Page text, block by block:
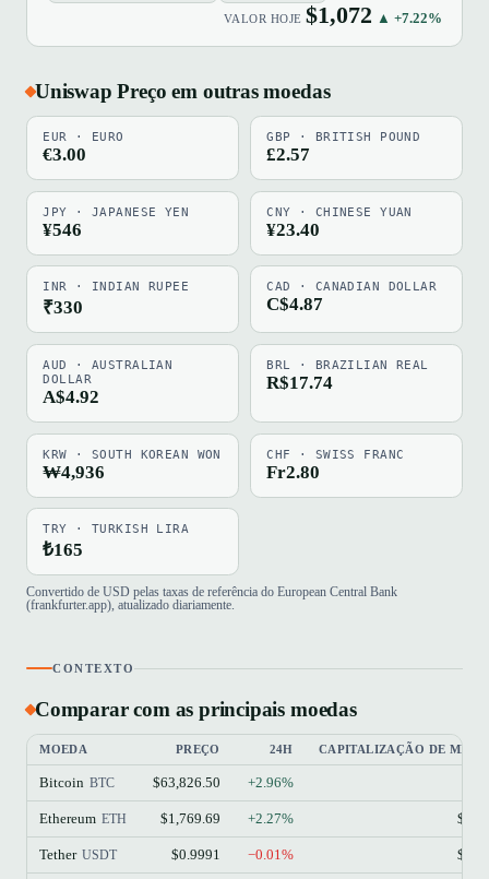
VALOR HOJE $1,072 ▲ +7.22%
Uniswap Preço em outras moedas
EUR · EURO
€3.00
GBP · BRITISH POUND
£2.57
JPY · JAPANESE YEN
¥546
CNY · CHINESE YUAN
¥23.40
INR · INDIAN RUPEE
₹330
CAD · CANADIAN DOLLAR
C$4.87
AUD · AUSTRALIAN
DOLLAR
A$4.92
BRL · BRAZILIAN REAL
R$17.74
KRW · SOUTH KOREAN WON
₩4,936
CHF · SWISS FRANC
Fr2.80
TRY · TURKISH LIRA
₺165
Convertido de USD pelas taxas de referência do European Central Bank
(frankfurter.app), atualizado diariamente.
CONTEXTO
Comparar com as principais moedas
MOEDA PREÇO 24H CAPITALIZAÇÃO DE
Bitcoin BTC $63,826.50 +2.96%
Ethereum ETH $1,769.69 +2.27%
Tether USDT $0.9991 −0.01%